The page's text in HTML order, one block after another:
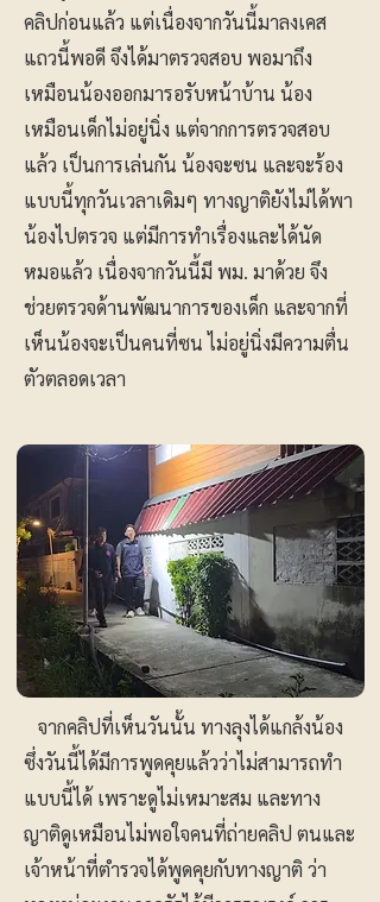
คลิปก่อนแล้ว แต่เนื่องจากวันนี้มาลงเคส
แถวนี้พอดี จึงได้มาตรวจสอบ พอมาถึง
เหมือนน้องออกมารอรับหน้าบ้าน น้อง
เหมือนเด็กไม่อยู่นิ่ง แต่จากการตรวจสอบ
แล้ว เป็นการเล่นกัน น้องจะซน และจะร้อง
แบบนี้ทุกวันเวลาเดิมๆ ทางญาติยังไม่ได้พา
น้องไปตรวจ แต่มีการทำเรื่องและได้นัด
หมอแล้ว เนื่องจากวันนี้มี พม. มาด้วย จึง
ช่วยตรวจด้านพัฒนาการของเด็ก และจากที่
เห็นน้องจะเป็นคนที่ซน ไม่อยู่นิ่งมีความตื่น
ตัวตลอดเวลา
จากคลิปที่เห็นวันนั้น ทางลุงได้แกล้งน้อง
ซึ่งวันนี้ได้มีการพูดคุยแล้วว่าไม่สามารถทำ
แบบนี้ได้ เพราะดูไม่เหมาะสม และทาง
ญาติดูเหมือนไม่พอใจคนที่ถ่ายคลิป ตนและ
เจ้าหน้าที่ตำรวจได้พูดคุยกับทางญาติ ว่า